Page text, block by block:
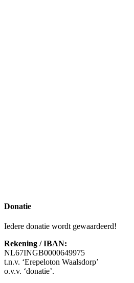
Facebook
X
Reddit
LinkedIn
Tumblr
Pinterest
Vk
E-
Donatie
Iedere donatie wordt gewaardeerd!
Rekening / IBAN:
NL67INGB0000649975
t.n.v. ‘Erepeloton Waalsdorp’
o.v.v. ‘donatie’.